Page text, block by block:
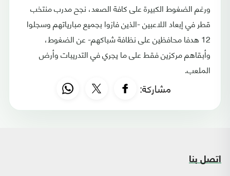
ورغم الضغوط الكبيرة على كافة الصعد، نجح مدرب منتخب
قطر في إبعاد اللاعبين -الذين فازوا بجميع مبارياتهم وسجلوا
12 هدفا محافظين على نظافة شباكهم- عن الضغوط،
وأبقاهم مركزين فقط على ما يجري في التدريبات وأرض
الملعب.
مشاركة:
اتصل بنا